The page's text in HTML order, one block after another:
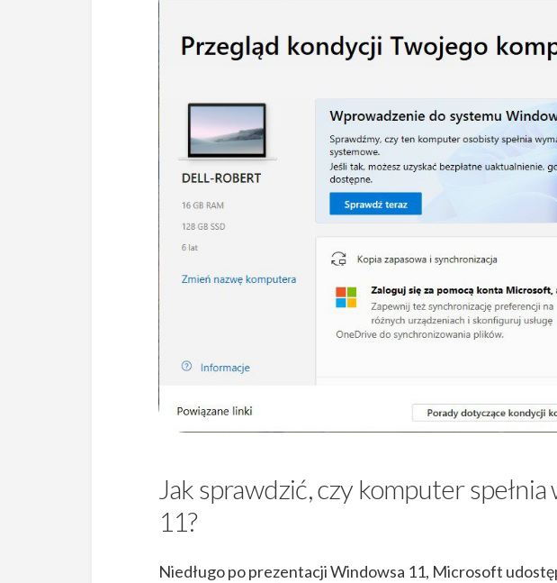
Jak sprawdzić, czy komputer
11?
Niedługo po prezentacji Windowsa 11, Microsoft